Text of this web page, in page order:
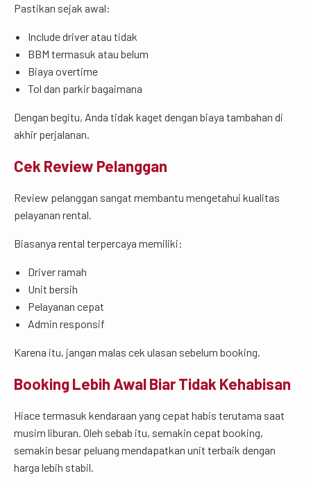
Pastikan sejak awal:
Include driver atau tidak
BBM termasuk atau belum
Biaya overtime
Tol dan parkir bagaimana
Dengan begitu, Anda tidak kaget dengan biaya tambahan di
akhir perjalanan.
Cek Review Pelanggan
Review pelanggan sangat membantu mengetahui kualitas
pelayanan rental.
Biasanya rental terpercaya memiliki:
Driver ramah
Unit bersih
Pelayanan cepat
Admin responsif
Karena itu, jangan malas cek ulasan sebelum booking.
Booking Lebih Awal Biar Tidak Kehabisan
Hiace termasuk kendaraan yang cepat habis terutama saat
musim liburan. Oleh sebab itu, semakin cepat booking,
semakin besar peluang mendapatkan unit terbaik dengan
harga lebih stabil.